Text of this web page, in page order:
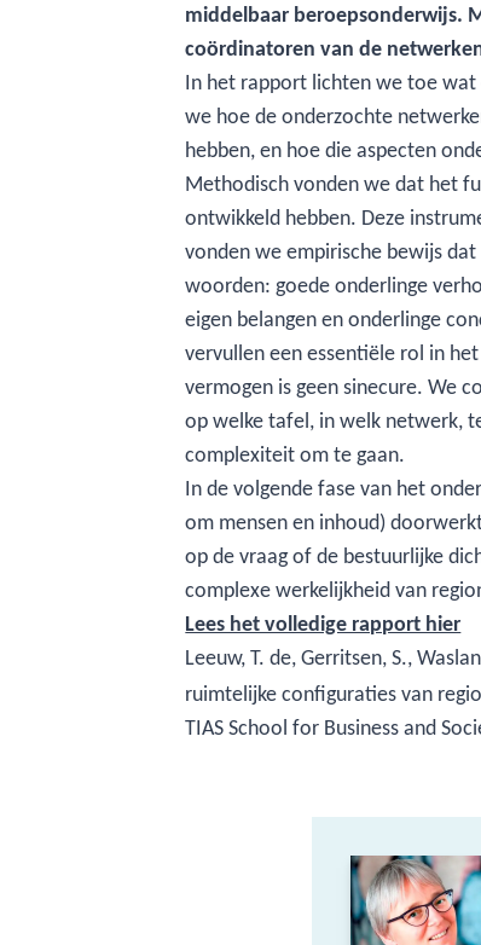
middelbaar beroepsonderwijs.
coördinatoren van de
In het rapport lichten we toe wat
we hoe de onderzochte
hebben, en hoe die aspecten
Methodisch vonden we dat het
ontwikkeld hebben. Deze
vonden we empirische bewijs
woorden: goede onderlinge
eigen belangen en onderlinge
vervullen een essentiële rol in
vermogen is geen sinecure. We
op welke tafel, in welk netwerk,
complexiteit om te gaan.
In de volgende fase van het
om mensen en inhoud)
op de vraag of de bestuurlijke
complexe werkelijkheid van
Lees het volledige rapport hier
Leeuw, T. de, Gerritsen, S.,
ruimtelijke configuraties van
TIAS School for Business and